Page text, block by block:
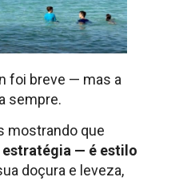
foi breve — mas a
sempre.
mostrando que
— é estilo
doçura e leveza,